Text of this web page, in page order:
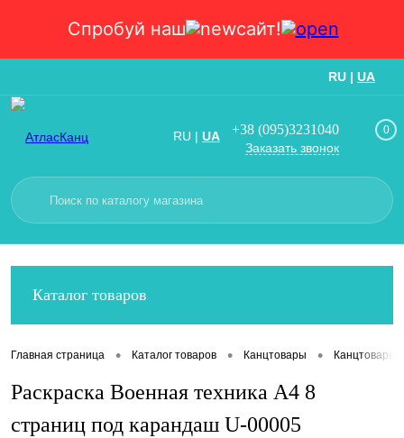
Спробуй наш сайт!
RU | UA
RU | UA +38 (095)3231040
Заказать звонок
0
Каталог товаров
Главная страница • Каталог товаров • Канцтовары • Канцтовары
Раскраска Военная техника А4 8
страниц под карандаш U-00005